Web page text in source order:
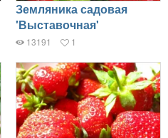
Земляника садовая
'Выставочная'
13191 1